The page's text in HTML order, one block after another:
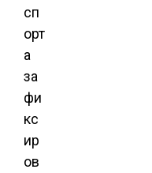
сп
орт
а
за
фи
кс
ир
ов